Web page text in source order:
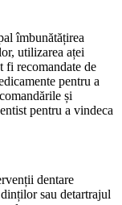
îmbunătățirea
utilizarea aței
fi recomandate de
pentru a
și
pentru a vindeca
dentare
sau detartrajul